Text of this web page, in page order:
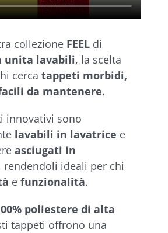
collezione FEELdi
unita lavabili, la scelta
cerca tappeti morbidi,
da mantenere.
innovativi sono
lavabili in lavatrice e
asciugati in
rendendoli ideali per chi
e funzionalità.
poliestere di alta
tappeti offrono una